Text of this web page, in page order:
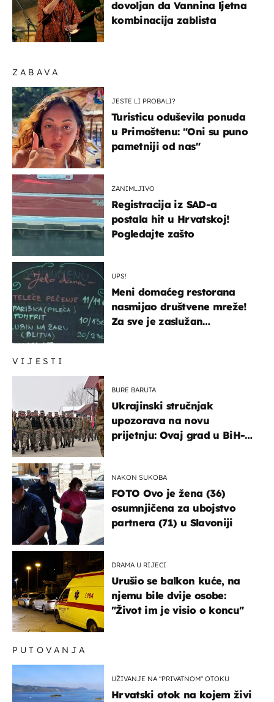
VIJESTI
BURE BARUTA
Ukrajinski stručnjak
upozorava na novu
prijetnju: Ovaj grad u BiH-u
NAKON SUKOBA
FOTO Ovo je žena (36)
osumnjičena za ubojstvo
partnera (71) u Slavoniji
DRAMA U RIJECI
Urušio se balkon kuće, na
njemu bile dvije osobe:
"Život im je visio o koncu"
ZABAVA
JESTE LI PROBALI?
Turisticu oduševila ponuda
u Primoštenu: "Oni su puno
pametniji od nas"
ZANIMLJIVO
Registracija iz SAD-a
postala hit u Hrvatskoj!
Pogledajte zašto
UPS!
Meni domaćeg restorana
nasmijao društvene mreže!
Za sve je zaslužan
PUTOVANJA
UŽIVANJE NA "PRIVATNOM" OTOKU
Hrvatski otok na kojem živi
dovoljan da Vannina ljetna
kombinacija zablista